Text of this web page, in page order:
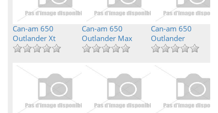
Can-am 650
Outlander Xt
Can-am 650
Outlander Max
Can-am 650
Outlander